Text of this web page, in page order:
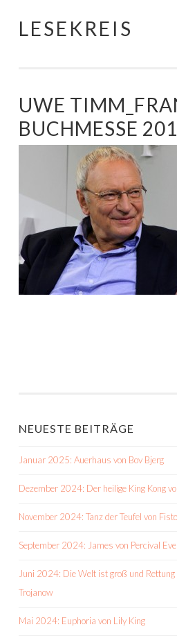
Springe
LESEKREIS
UWE
BUCHMESSE
NEUESTE BEITRÄGE
Januar 2025: Auerhaus von Bov Bjerg
Dezember 2024: Der heilige King Kong
November 2024: Tanz der Teufel von
September 2024: James von Percival
Juni 2024: Die Welt ist groß und
Trojanow
Mai 2024: Euphoria von Lily King